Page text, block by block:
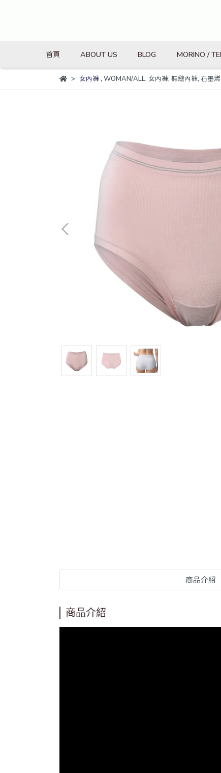
首頁 ABOUT US BLOG MORINO /
女內褲, WOMAN/ALL, 女內褲, 無縫內褲, 石墨
商品介紹
商品介紹